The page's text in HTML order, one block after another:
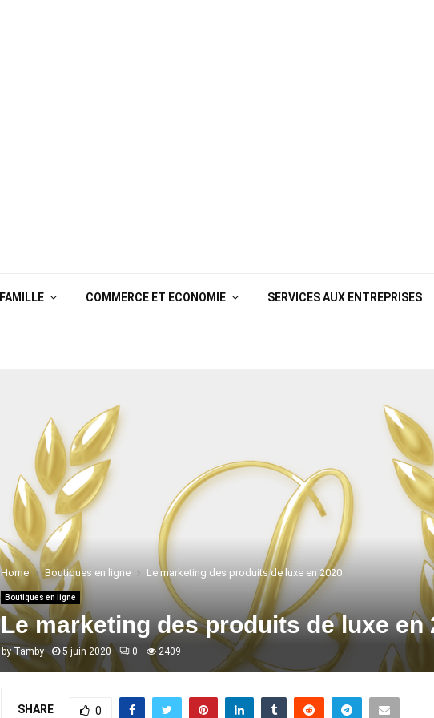
FAMILLE COMMERCE ET ECONOMIE SERVICES AUX ENTREPRISES
Home Boutiques en ligne Le marketing des produits de luxe en 2020
Boutiques en ligne
Le marketing des produits de luxe en
byTamby 5 juin 2020 0 2409
SHARE 0